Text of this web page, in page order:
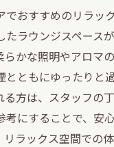
でおすすめのリラッ
たラウンジスペース
らかな照明やアロマ
とともにゆったりと
る方は、スタッフの
考にすることで、安
リラックス空間での